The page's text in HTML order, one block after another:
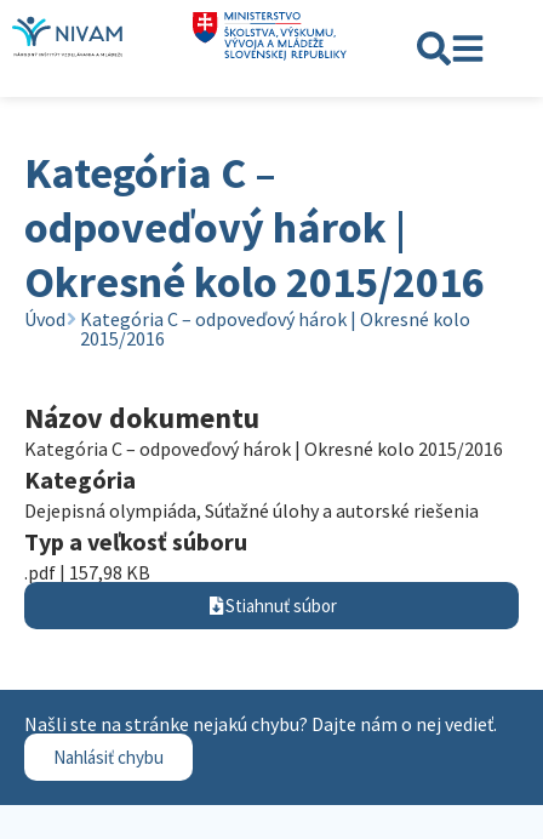
Kategória C –
odpoveďový hárok |
Okresné kolo 2015/2016
Úvod
Kategória C – odpoveďový hárok | Okresné kolo
2015/2016
Názov dokumentu
Kategória C – odpoveďový hárok | Okresné kolo 2015/2016
Kategória
Dejepisná olympiáda, Súťažné úlohy a autorské riešenia
Typ a veľkosť súboru
.pdf | 157,98 KB
Stiahnuť súbor
Našli ste na stránke nejakú chybu? Dajte nám o nej vedieť.
Nahlásiť chybu